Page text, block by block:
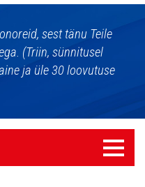
sest tänu Teile
(Triin, sünnitusel
ja üle 30 loovutuse
Menüü